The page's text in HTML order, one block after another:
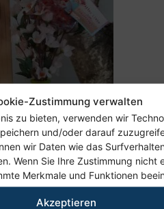
Zustimmung verwalten
zu bieten, verwenden wir
und/oder darauf
wir Daten wie das
Wenn Sie Ihre Zustimmung nicht
Merkmale und Funktionen
Akzeptieren
für die Frauen im
Harthau